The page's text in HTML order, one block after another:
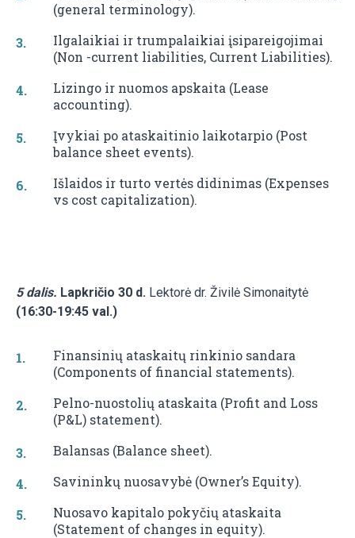
(general terminology).
Ilgalaikiai ir trumpalaikiai įsipareigojimai
(Non -current liabilities, Current Liabilities).
Lizingo ir nuomos apskaita (Lease
accounting).
Įvykiai po ataskaitinio laikotarpio (Post
balance sheet events).
Išlaidos ir turto vertės didinimas (Expenses
vs cost capitalization).
5 dalis. Lapkričio 30 d. Lektorė dr. Živilė Simonaitytė
(16:30-19:45 val.)
Finansinių ataskaitų rinkinio sandara
(Components of financial statements).
Pelno-nuostolių ataskaita (Profit and Loss
(P&L) statement).
Balansas (Balance sheet).
Savininkų nuosavybė (Owner’s Equity).
Nuosavo kapitalo pokyčių ataskaita
(Statement of changes in equity).